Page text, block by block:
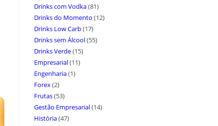
Drinks com Vodka(81)
Drinks do Momento (12)
Drinks Low Carb(17)
Drinks sem Álcool(55)
Drinks Verde(15)
Empresarial(11)
Engenharia(1)
Forex(2)
Frutas(53)
Gestão Empresarial(14)
História(47)